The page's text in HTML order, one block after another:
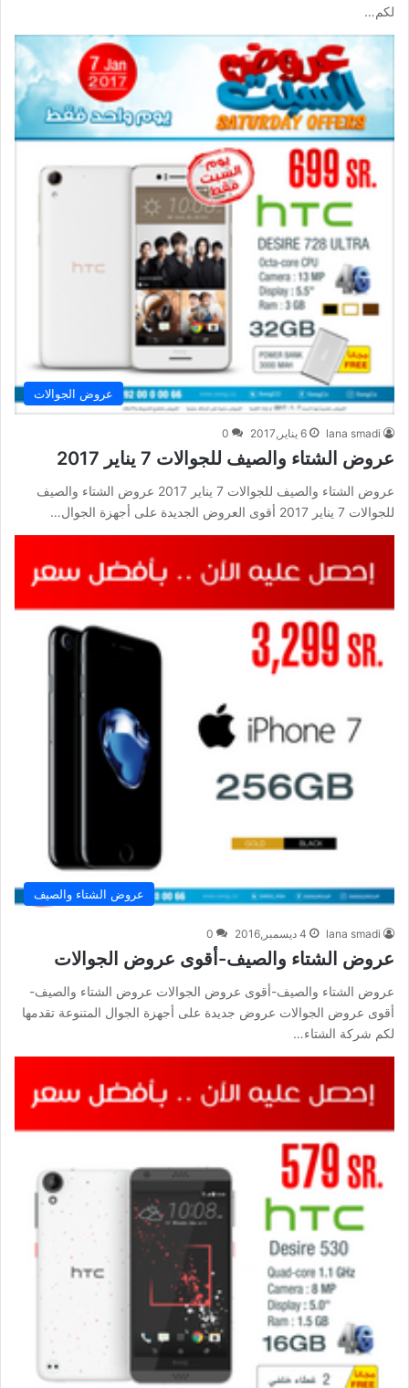
لكم…
عروض الجوالات
lana smadi 6 يناير,2017 0
عروض الشتاء والصيف للجوالات 7 يناير 2017
عروض الشتاء والصيف للجوالات 7 يناير 2017 عروض الشتاء والصيف
للجوالات 7 يناير 2017 أقوى العروض الجديدة على أجهزة الجوال…
عروض الشتاء والصيف
lana smadi 4 ديسمبر,2016 0
عروض الشتاء والصيف-أقوى عروض الجوالات
عروض الشتاء والصيف-أقوى عروض الجوالات عروض الشتاء والصيف-
أقوى عروض الجوالات عروض جديدة على أجهزة الجوال المتنوعة تقدمها
لكم شركة الشتاء…